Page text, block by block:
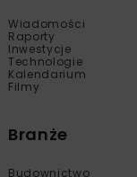
Wiadomości
Raporty
Inwestycje
Technologie
Kalendarium
Filmy
Branże
Budownictwo